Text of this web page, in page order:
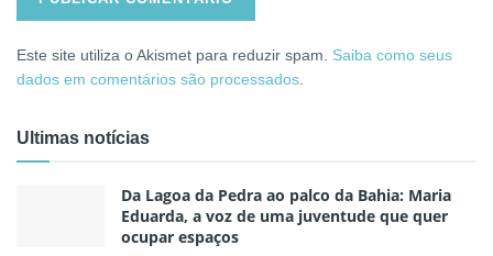
Este site utiliza o Akismet para reduzir spam. Saiba como seus
dados em comentários são processados
Ultimas notícias
Da Lagoa da Pedra ao palco da Bahia: Maria
Eduarda, a voz de uma juventude que quer
ocupar espaços